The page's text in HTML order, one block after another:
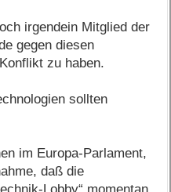
irgendein Mitglied der
gegen diesen
zu haben.
sollten
im Europa-Parlament,
daß die